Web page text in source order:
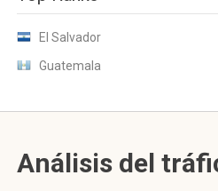
El Salvador
Guatemala
Análisis del